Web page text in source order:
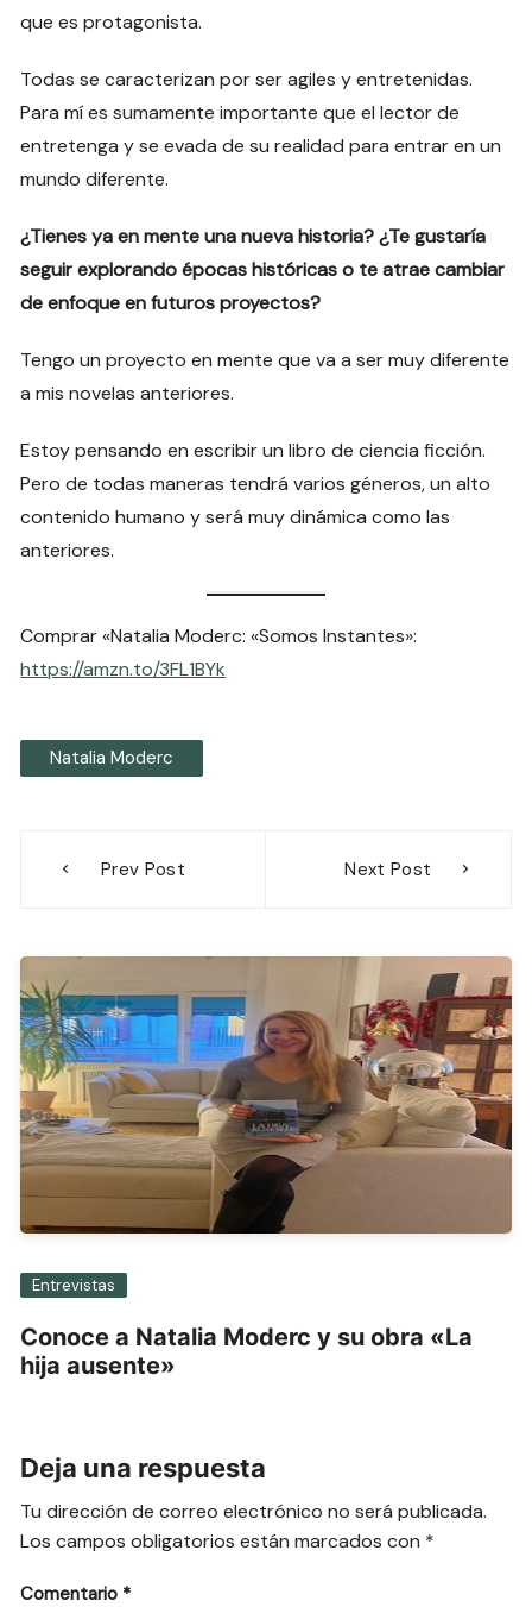
que es protagonista.
Todas se caracterizan por ser agiles y entretenidas.
Para mí es sumamente importante que el lector de
entretenga y se evada de su realidad para entrar en un
mundo diferente.
¿Tienes ya en mente una nueva historia? ¿Te gustaría
seguir explorando épocas históricas o te atrae cambiar
de enfoque en futuros proyectos?
Tengo un proyecto en mente que va a ser muy diferente
a mis novelas anteriores.
Estoy pensando en escribir un libro de ciencia ficción.
Pero de todas maneras tendrá varios géneros, un alto
contenido humano y será muy dinámica como las
anteriores.
Comprar «Natalia Moderc: «Somos Instantes»:
https://amzn.to/3FL1BYk
Natalia Moderc
Prev Post Next Post
Entrevistas
Conoce a Natalia Moderc y su obra «La
hija ausente»
Deja una respuesta
Tu dirección de correo electrónico no será publicada.
Los campos obligatorios están marcados con *
Comentario *